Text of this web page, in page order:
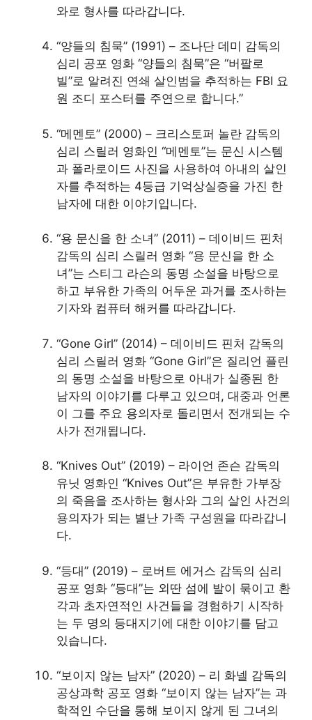
와로 형사를 따라갑니다.
“양들의 침묵” (1991) – 조나단 데미 감독의
심리 공포 영화 “양들의 침묵”은 “버팔로
빌”로 알려진 연쇄 살인범을 추적하는 FBI 요
원 조디 포스터를 주연으로 합니다.”
“메멘토” (2000) – 크리스토퍼 놀란 감독의
심리 스릴러 영화인 “메멘토”는 문신 시스템
과 폴라로이드 사진을 사용하여 아내의 살인
자를 추적하는 4등급 기억상실증을 가진 한
남자에 대한 이야기입니다.
“용 문신을 한 소녀” (2011) – 데이비드 핀처
감독의 심리 스릴러 영화 “용 문신을 한 소
녀”는 스티그 라슨의 동명 소설을 바탕으로
하고 부유한 가족의 어두운 과거를 조사하는
기자와 컴퓨터 해커를 따라갑니다.
“Gone Girl” (2014) – 데이비드 핀처 감독의
심리 스릴러 영화 “Gone Girl”은 질리언 플린
의 동명 소설을 바탕으로 아내가 실종된 한
남자의 이야기를 다루고 있으며, 대중과 언론
이 그를 주요 용의자로 돌리면서 전개되는 수
사가 전개됩니다.
“Knives Out” (2019) – 라이언 존슨 감독의
유닛 영화인 “Knives Out”은 부유한 가부장
의 죽음을 조사하는 형사와 그의 살인 사건의
용의자가 되는 별난 가족 구성원을 따라갑니
다.
“등대” (2019) – 로버트 에거스 감독의 심리
공포 영화 “등대”는 외딴 섬에 발이 묶이고 환
각과 초자연적인 사건들을 경험하기 시작하
는 두 명의 등대지기에 대한 이야기를 담고
있습니다.
“보이지 않는 남자” (2020) – 리 화넬 감독의
공상과학 공포 영화 “보이지 않는 남자”는 과
학적인 수단을 통해 보이지 않게 된 그녀의